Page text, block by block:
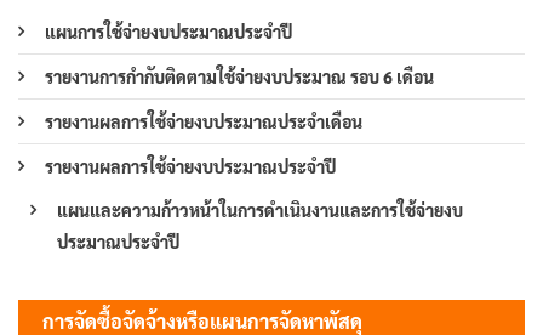
แผนการใช้จ่ายงบประมาณประจำปี
รายงานการกำกับติดตามใช้จ่ายงบประมาณ รอบ 6 เดือน
รายงานผลการใช้จ่ายงบประมาณประจำเดือน
รายงานผลการใช้จ่ายงบประมาณประจำปี
แผนและความก้าวหน้าในการดำเนินงานและการใช้จ่ายงบ
ประมาณประจำปี
การจัดซื้อจัดจ้างหรือแผนการจัดหาพัสดุ